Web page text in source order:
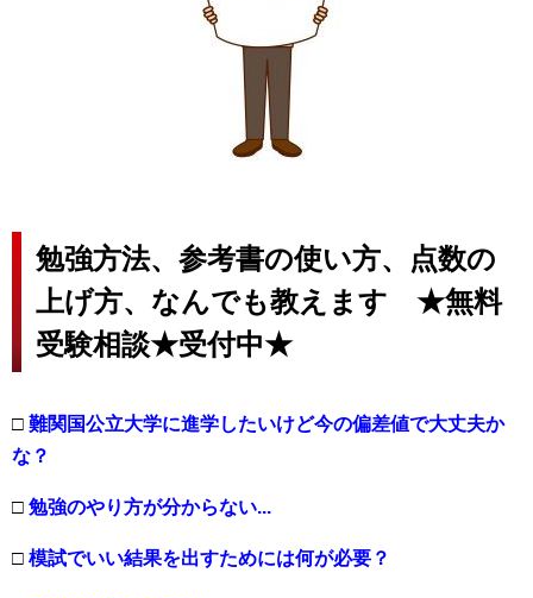
勉強方法、参考書の使い方、点数の
上げ方、なんでも教えます ★無料
受験相談★受付中★
□ 難関国公立大学に進学したいけど今の偏差値で大丈夫か
な？
□ 勉強のやり方が分からない...
□ 模試でいい結果を出すためには何が必要？